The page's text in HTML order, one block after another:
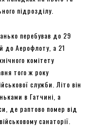
підрозділу.
перебував до 29
до Аерофлоту, а 21
комітету
того ж року
служби. Літо він
в Гатчині, а
де раптово помер від
санаторії.